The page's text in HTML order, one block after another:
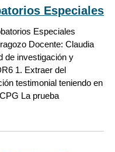
Especiales
Especiales
Docente: Claudia
de investigación y
1. Extraer del
testimonial teniendo en
La prueba